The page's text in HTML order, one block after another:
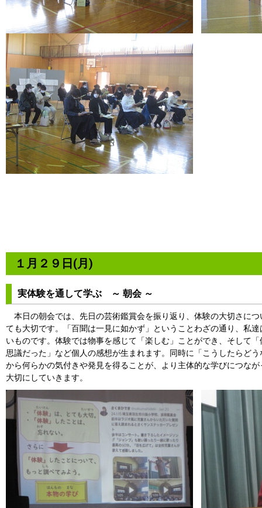
１月２９日(月)
実体験を通して学ぶ ～ 朝会 ～
本日の朝会では、先日の芸術鑑賞会を振り返り、体験の大切さに
ても大切です。「百聞は一見に如かず」ということわざの通り、私
いものです。体験では物事を感じて「楽しむ」ことができ、そして
思議だった」など個人の感想が生まれます。同時に「こうしたらど
から何らかの気付きや発見を得ることが、より主体的な学びにつな
大切にしていきます。